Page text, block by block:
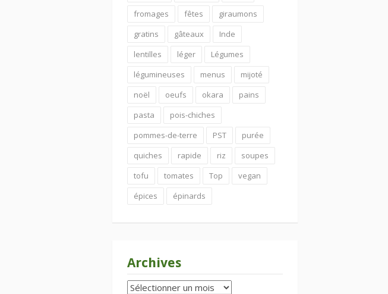
fromages
fêtes
giraumons
gratins
gâteaux
Inde
lentilles
léger
Légumes
légumineuses
menus
mijoté
noël
oeufs okara
pains
pasta
pois-chiches
pommes-de-terre
PST
purée
quiches
rapide riz
soupes
tofu
tomates Top
vegan
épices
épinards
Archives
Archives